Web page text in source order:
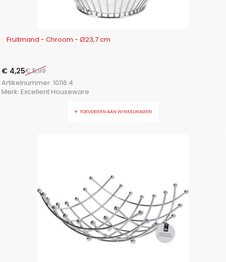
Fruitmand - Chroom - Ø23,7 cm
€5,99
€ 4,25
Artikelnummer: 10116.4
Merk: Excellent Houseware
TOEVOEGEN AAN WINKELWAGEN